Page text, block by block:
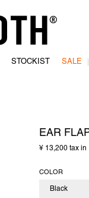
STOCKIST SALE
EAR
¥ 13,200 tax in
COLOR